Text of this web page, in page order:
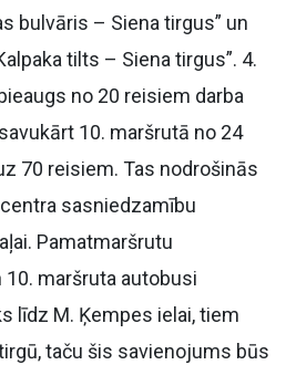
bulvāris – Siena tirgus” un
tilts – Siena tirgus”. 4.
no 20 reisiem darba
10. maršrutā no 24
70 reisiem. Tas nodrošinās
sasniedzamību
Pamatmaršrutu
maršruta autobusi
līdz M. Ķempes ielai, tiem
taču šis savienojums būs